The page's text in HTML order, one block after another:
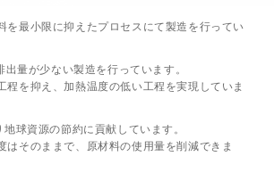
ライン trending_flat
取り組み trending_flat
を最小限に抑えたプロセスにて製造を行ってい
量が少ない製造を行っています。
程を抑え、加熱温度の低い工程を実現していま
球資源の節約に貢献しています。
はそのままで、原材料の使用量を削減できま